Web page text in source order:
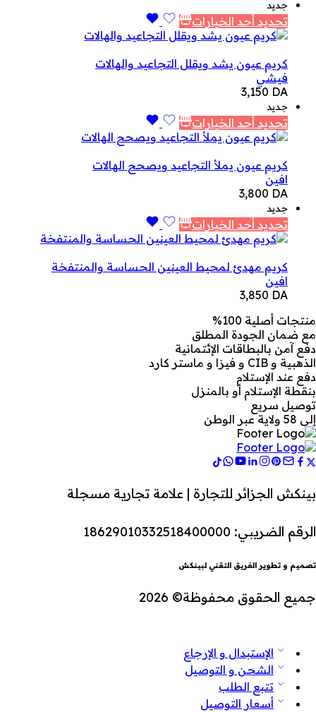
جديد
تحديد أحد الخيارات
كريم عيون يشد ويقلل التجاعيد والهالات
فيشي
3,150 DA
جديد
تحديد أحد الخيارات
كريم عيون يملأ التجاعيد ويصحح الهالات
افين
3,800 DA
جديد
تحديد أحد الخيارات
كريم مهدئ لمحيط العينين الحساسة والمنتفخة
افين
3,850 DA
منتجات أصلية 100%
مع ضمان الجودة المطلق
دفع آمن بالبطاقات الإئتمانية
الذهبية و CIB و فيزا و ماستر كارد
دفع عند الإستلام
بنقطة الإستلام أو بالمنزل
توصيل سريع
إلى 58 ولاية عبر الوطن
بينكش الجزائر للتجارة | علامة تجارية مسجلة
الرقم الضريبي: 18629010332518400000
تصميم و تطوير الفريق التقني لبينكش
جميع الحقوق محفوظة© 2026
الإستبدال و الإرجاع
الشحن و التوصيل
تتبع الطلب
أسعار التوصيل